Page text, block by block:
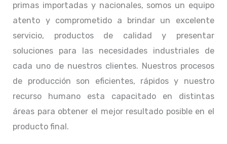
primas importadas y nacionales, somos un equipo
atento y comprometido a brindar un excelente
servicio, productos de calidad y presentar
soluciones para las necesidades industriales de
cada uno de nuestros clientes. Nuestros procesos
de producción son eficientes, rápidos y nuestro
recurso humano esta capacitado en distintas
áreas para obtener el mejor resultado posible en el
producto final.